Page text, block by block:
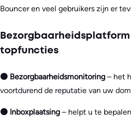
Bouncer en veel gebruikers zijn er
Bezorgbaarheidsplatform
topfuncties
🟠 Bezorgbaarheidsmonitoring – het
voortdurend de reputatie van uw
🟠 Inboxplaatsing – helpt u te